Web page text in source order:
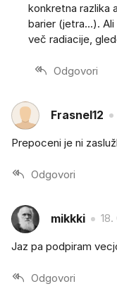
konkretna razlika
barier (jetra...).
več radiacije,
Odgovori
Frasnel12
Prepoceni je ni
Odgovori
mikkki 18.
Jaz pa podpiram
Odgovori